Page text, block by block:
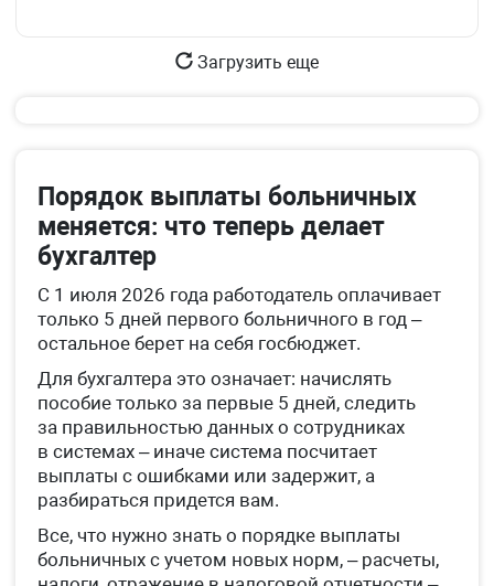
Загрузить еще
Порядок выплаты больничных
меняется: что теперь делает
бухгалтер
С 1 июля 2026 года работодатель оплачивает
только 5 дней первого больничного в год –
остальное берет на себя госбюджет.
Для бухгалтера это означает: начислять
пособие только за первые 5 дней, следить
за правильностью данных о сотрудниках
в системах – иначе система посчитает
выплаты с ошибками или задержит, а
разбираться придется вам.
Все, что нужно знать о порядке выплаты
больничных с учетом новых норм, – расчеты,